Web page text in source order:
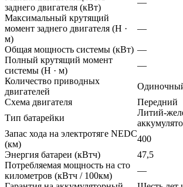
заднего двигателя (кВт)
Максимальный крутящий
момент заднего двигателя (Н ·
м)
—
Общая мощность системы (кВт) —
Полный крутящий момент
системы (Н · м)
—
Количество приводных
двигателей
Схема двигателя
Передний
Тип батарейки
Литий-
Запас хода на электротяге NEDC
(км)
400
Энергия батареи (кВтч)
47,5
Потребляемая мощность на сто
километров (кВтч / 100км)
—